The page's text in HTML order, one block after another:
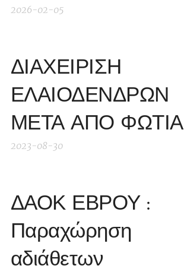
2026-02-05
ΔΙΑΧΕΙΡΙΣΗ
ΕΛΑΙΟΔΕΝΔΡΩΝ
ΜΕΤΑ ΑΠΟ ΦΩΤΙΑ
2023-08-30
ΔΑΟΚ ΕΒΡΟΥ :
Παραχώρηση
αδιάθετων